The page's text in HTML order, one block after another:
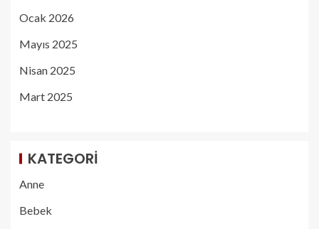
Ocak 2026
Mayıs 2025
Nisan 2025
Mart 2025
KATEGORI
Anne
Bebek